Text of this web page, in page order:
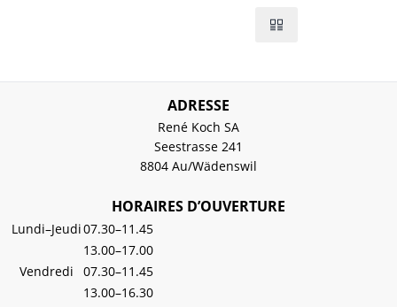
ADRESSE
René Koch SA
Seestrasse 241
8804 Au/Wädenswil
HORAIRES D’OUVERTURE
Lundi–Jeudi07.30–11.45
13.00–17.00
Vendredi
07.30–11.45
13.00–16.30